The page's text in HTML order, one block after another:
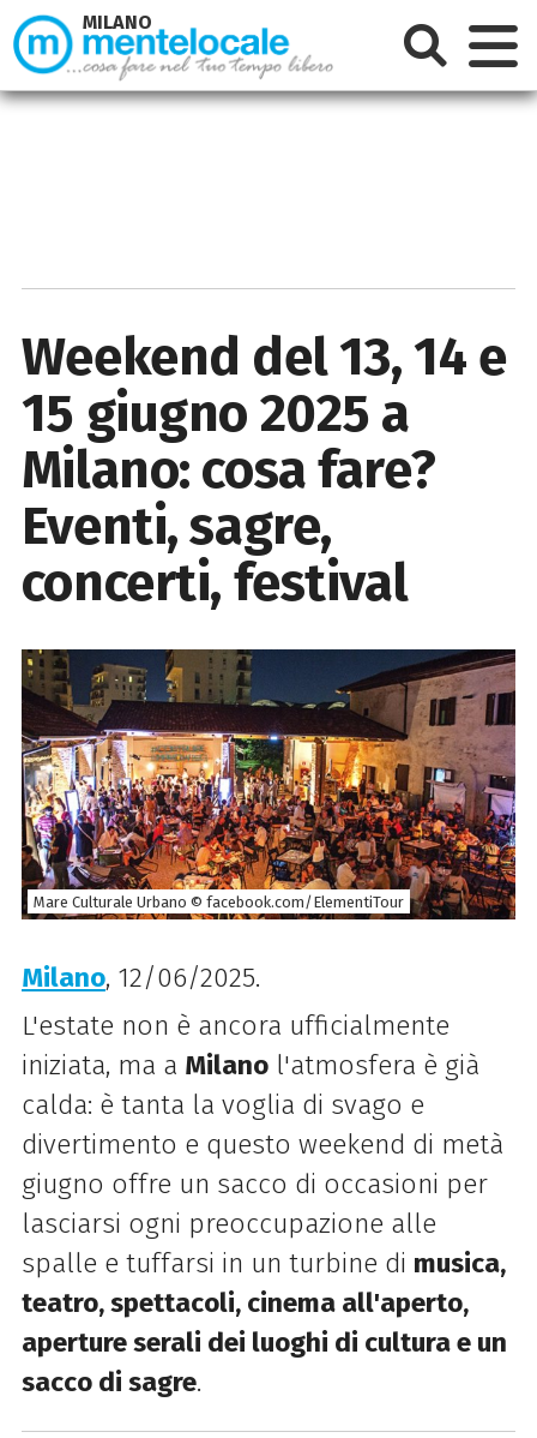
Weekend del 13, 14 e
15 giugno 2025 a
Milano: cosa fare?
Eventi, sagre,
concerti, festival
Mare Culturale Urbano © facebook.com/ElementiTour
Milano, 12/06/2025.
L'estate non è ancora ufficialmente
iniziata, ma a Milanol'atmosfera è già
calda: è tanta la voglia di svago e
divertimento e questo weekend di metà
giugno offre un sacco di occasioni per
lasciarsi ogni preoccupazione alle
spalle e tuffarsi in un turbine di musica,
teatro, spettacoli, cinema all'aperto,
aperture serali dei luoghi di cultura e un
sacco di sagre.
MILANO